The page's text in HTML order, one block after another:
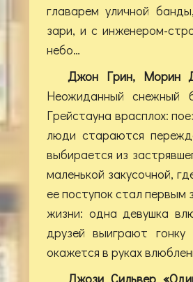
главарем уличной
зари, и с инженером-
небо…
Джон Грин, Морин
Неожиданный снежный
Грейстауна врасплох:
люди стараются
выбирается из
маленькой закусочной,
ее поступок стал первым
жизни: одна девушка
друзей выиграют
окажется в руках
Джози Сильвер